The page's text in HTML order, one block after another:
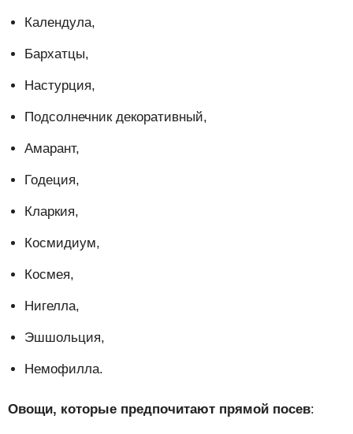
Календула,
Бархатцы,
Настурция,
Подсолнечник декоративный,
Амарант,
Годеция,
Кларкия,
Космидиум,
Космея,
Нигелла,
Эшшольция,
Немофилла.
Овощи, которые предпочитают прямой посев: